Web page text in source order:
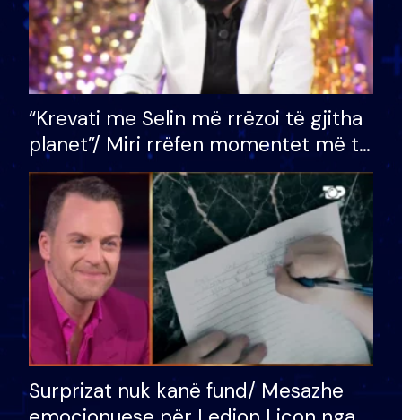
“Krevati me Selin më rrëzoi të gjitha
planet”/ Miri rrëfen momentet më të
bukura në shtëpinë e BB VIP: Do më
mungojë zilja e mëngjesit kur…
Surprizat nuk kanë fund/ Mesazhe